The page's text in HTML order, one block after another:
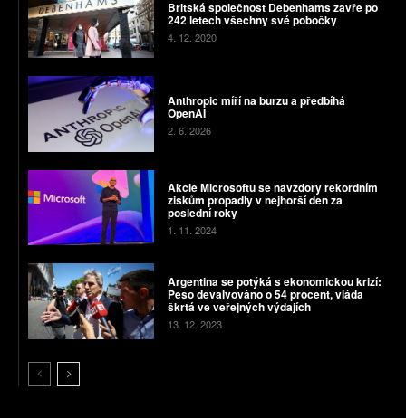
Britská společnost Debenhams zavře po
242 letech všechny své pobočky
4. 12. 2020
Anthropic míří na burzu a předbíhá
OpenAI
2. 6. 2026
Akcie Microsoftu se navzdory rekordním
ziskům propadly v nejhorší den za
poslední roky
1. 11. 2024
Argentina se potýká s ekonomickou krizí:
Peso devalvováno o 54 procent, vláda
škrtá ve veřejných výdajích
13. 12. 2023